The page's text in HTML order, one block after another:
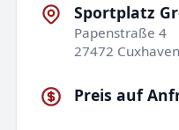
Sportplatz
Papenstraße 4
27472 Cuxhaven
Preis auf